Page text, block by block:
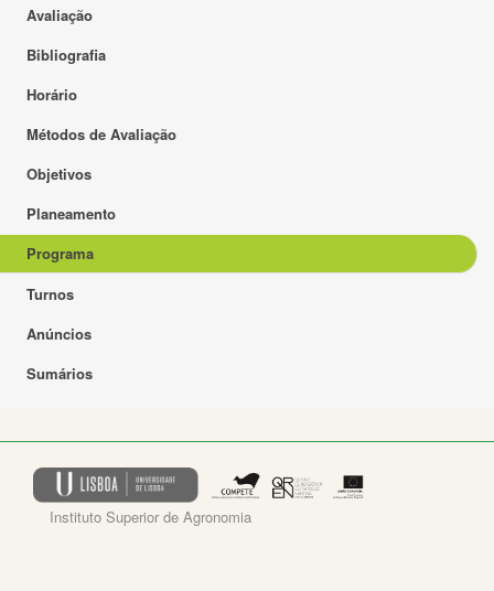
Avaliação
Bibliografia
Horário
Métodos de Avaliação
Objetivos
Planeamento
Programa
Turnos
Anúncios
Sumários
Instituto Superior de Agronomia